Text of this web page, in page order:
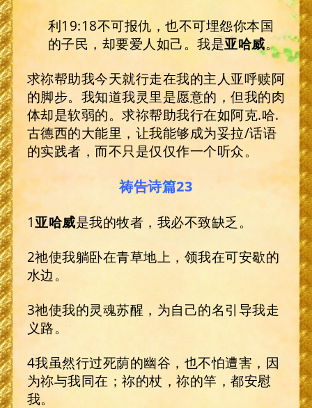
利19:18不可报仇，也不可埋怨你本国
的子民，却要爱人如己。我是亚哈威。
求祢帮助我今天就行走在我的主人亚呼赎阿
的脚步。我知道我灵里是愿意的，但我的肉
体却是软弱的。求祢帮助我行在如阿克.哈.
古德西的大能里，让我能够成为妥拉/话语
的实践者，而不只是仅仅作一个听众。
祷告诗篇23
1 亚哈威是我的牧者，我必不致缺乏。
2祂使我躺卧在青草地上，领我在可安歇的
水边。
3祂使我的灵魂苏醒，为自己的名引导我走
义路。
4我虽然行过死荫的幽谷，也不怕遭害，因
为祢与我同在；祢的杖，祢的竿，都安慰
我。